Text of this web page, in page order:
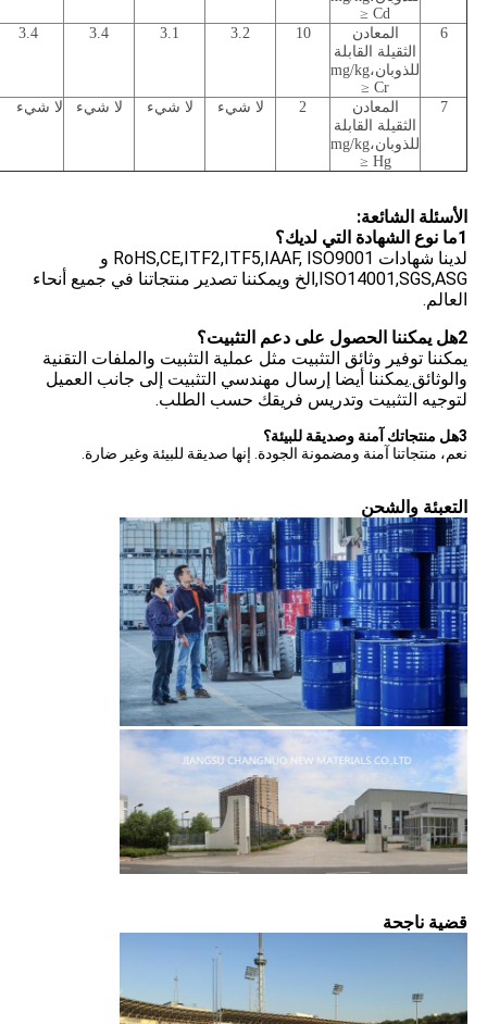
Cd ≤
6
المعادن
الثقيلة القابلة
للذوبان،mg/kg
Cr ≤
10
3.2
3.1
3.4
3.4
7
المعادن
الثقيلة القابلة
للذوبان،mg/kg
Hg ≤
2 لا شيء لا شيء لا شيء لا شيء
الأسئلة الشائعة:
1ما نوع الشهادة التي لديك؟
لدينا شهادات RoHS,CE,ITF2,ITF5,IAAF, ISO9001 و
ISO14001,SGS,ASG,الخ ويمكننا تصدير منتجاتنا في جميع أنحاء
العالم.
2هل يمكننا الحصول على دعم التثبيت؟
يمكننا توفير وثائق التثبيت مثل عملية التثبيت والملفات التقنية
والوثائق.يمكننا أيضا إرسال مهندسي التثبيت إلى جانب العميل
لتوجيه التثبيت وتدريس فريقك حسب الطلب.
3هل منتجاتك آمنة وصديقة للبيئة؟
نعم، منتجاتنا آمنة ومضمونة الجودة. إنها صديقة للبيئة وغير ضارة.
التعبئة والشحن
قضية ناجحة